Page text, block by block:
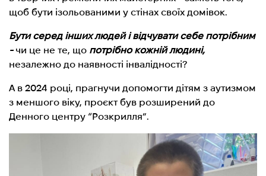
щоб бути ізольованими у стінах своїх домівок.
Бути серед інших людей і відчувати себе потрібним
-чи це не те, що потрібно кожній людині,
незалежно до наявності інвалідності?
А в 2024 році, прагнучи допомогти дітям з аутизмом
з меншого віку, проєкт був розширений до
Денного центру “Розкрилля”.